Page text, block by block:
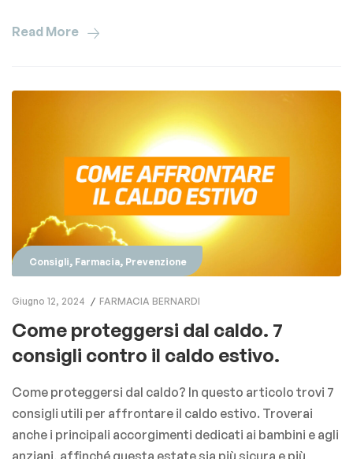
Read More
Consigli, Farmacia, Prevenzione
Giugno 12, 2024 FARMACIA BERNARDI
Come proteggersi dal caldo. 7
consigli contro il caldo estivo.
Come proteggersi dal caldo? In questo articolo trovi 7
consigli utili per affrontare il caldo estivo. Troverai
anche i principali accorgimenti dedicati ai bambini e agli